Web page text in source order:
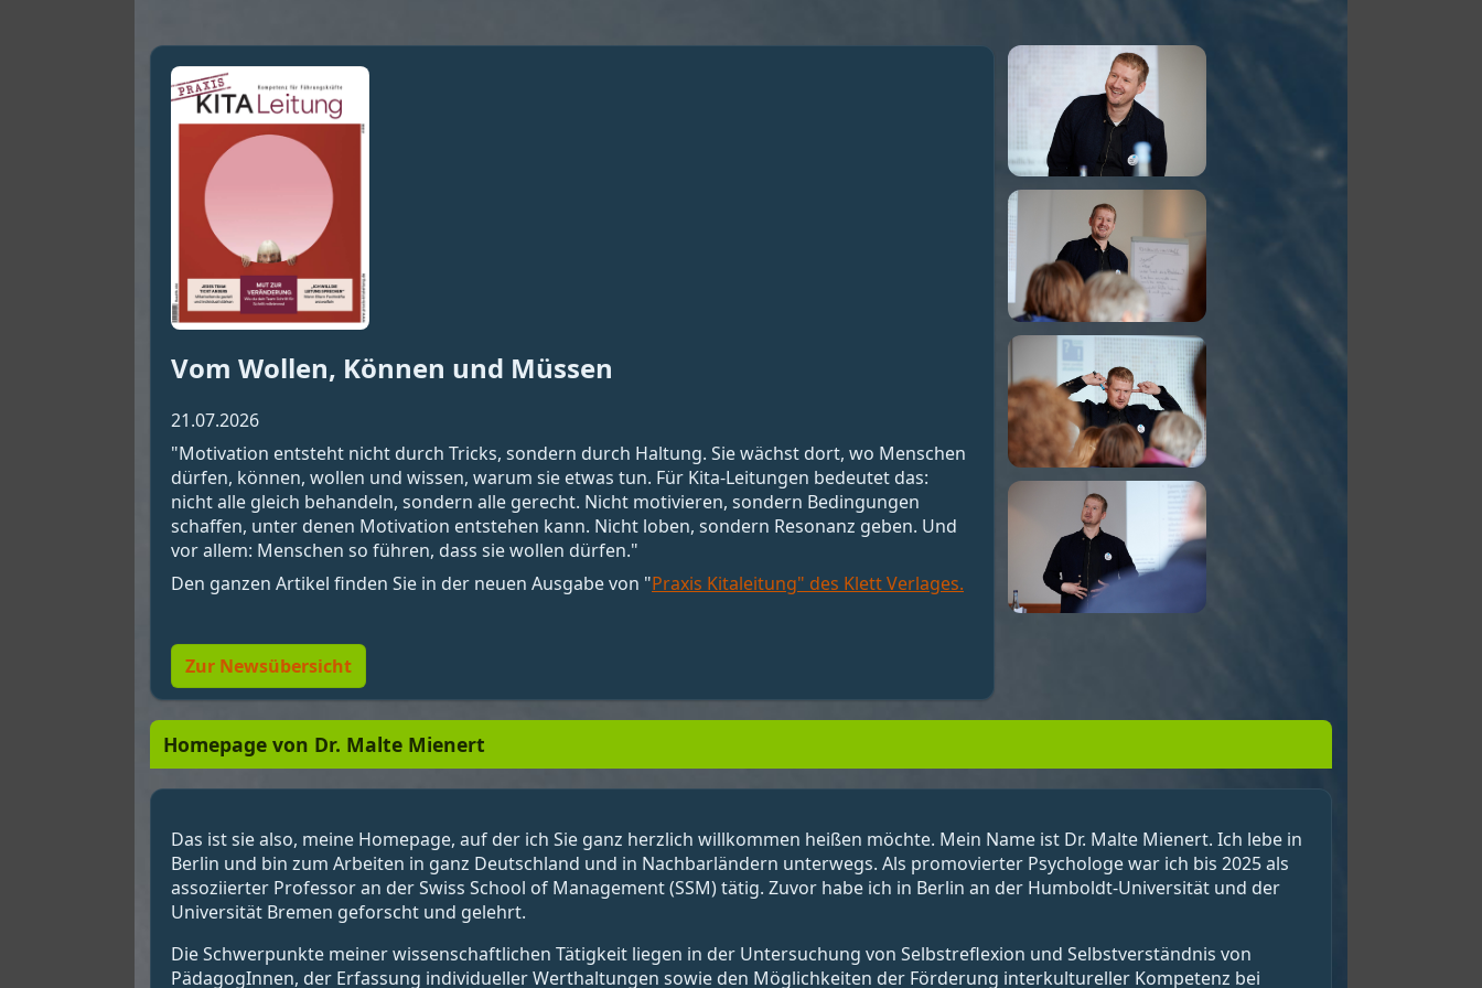
Vom Wollen, Können und Müssen
21.07.2026
"Motivation entsteht nicht durch Tricks, sondern durch Haltung. Sie wächst dort, wo Menschen
dürfen, können, wollen und wissen, warum sie etwas tun. Für Kita-Leitungen bedeutet das:
nicht alle gleich behandeln, sondern alle gerecht. Nicht motivieren, sondern Bedingungen
schaffen, unter denen Motivation entstehen kann. Nicht loben, sondern Resonanz geben. Und
vor allem: Menschen so führen, dass sie wollen dürfen."
Den ganzen Artikel finden Sie in der neuen Ausgabe von "Praxis Kitaleitung" des Klett Verlages.
Zur Newsübersicht
Homepage von Dr. Malte Mienert
Das ist sie also, meine Homepage, auf der ich Sie ganz herzlich willkommen heißen möchte. Mein Name ist Dr. Malte Mienert. Ich lebe in
Berlin und bin zum Arbeiten in ganz Deutschland und in Nachbarländern unterwegs. Als promovierter Psychologe war ich bis 2025 als
assoziierter Professor an der Swiss School of Management (SSM) tätig. Zuvor habe ich in Berlin an der Humboldt-Universität und der
Universität Bremen geforscht und gelehrt.
Die Schwerpunkte meiner wissenschaftlichen Tätigkeit liegen in der Untersuchung von Selbstreflexion und Selbstverständnis von
PädagogInnen, der Erfassung individueller Werthaltungen sowie den Möglichkeiten der Förderung interkultureller Kompetenz bei